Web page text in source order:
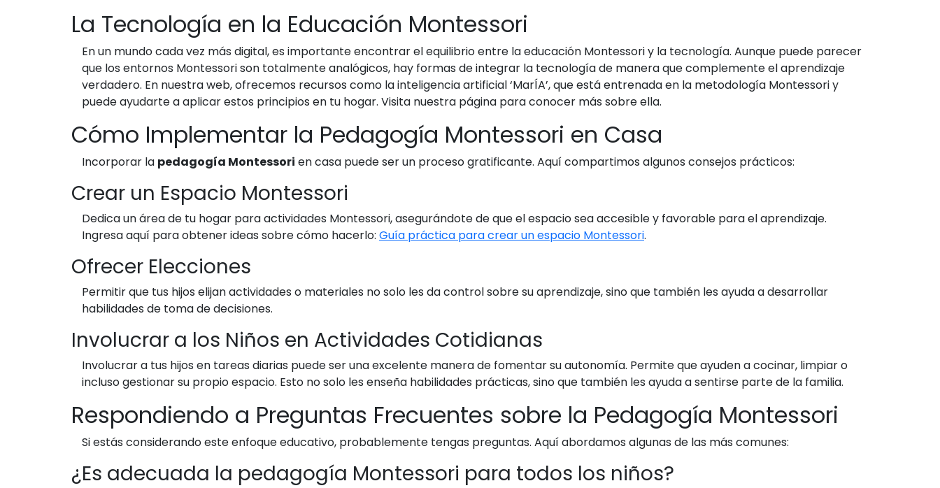
La Tecnología en la Educación Montessori
En un mundo cada vez más digital, es importante encontrar el equilibrio entre la educación Montessori y la tecnología. Aunque puede parecer
que los entornos Montessori son totalmente analógicos, hay formas de integrar la tecnología de manera que complemente el aprendizaje
verdadero. En nuestra web, ofrecemos recursos como la inteligencia artificial ‘MarÍA’, que está entrenada en la metodología Montessori y
puede ayudarte a aplicar estos principios en tu hogar. Visita nuestra página para conocer más sobre ella.
Cómo Implementar la Pedagogía Montessori en Casa
Incorporar la pedagogía Montessori en casa puede ser un proceso gratificante. Aquí compartimos algunos consejos prácticos:
Crear un Espacio Montessori
Dedica un área de tu hogar para actividades Montessori, asegurándote de que el espacio sea accesible y favorable para el aprendizaje.
Ingresa aquí para obtener ideas sobre cómo hacerlo: Guía práctica para crear un espacio Montessori.
Ofrecer Elecciones
Permitir que tus hijos elijan actividades o materiales no solo les da control sobre su aprendizaje, sino que también les ayuda a desarrollar
habilidades de toma de decisiones.
Involucrar a los Niños en Actividades Cotidianas
Involucrar a tus hijos en tareas diarias puede ser una excelente manera de fomentar su autonomía. Permite que ayuden a cocinar, limpiar o
incluso gestionar su propio espacio. Esto no solo les enseña habilidades prácticas, sino que también les ayuda a sentirse parte de la familia.
Respondiendo a Preguntas Frecuentes sobre la Pedagogía Montessori
Si estás considerando este enfoque educativo, probablemente tengas preguntas. Aquí abordamos algunas de las más comunes:
¿Es adecuada la pedagogía Montessori para todos los niños?